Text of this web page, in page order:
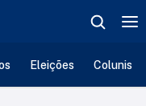
Eleições